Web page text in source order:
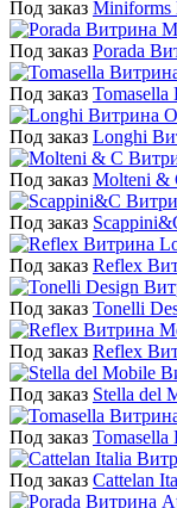
Под заказ Miniforms
Под заказ Porada
Под заказ
Под заказ Longhi
Под заказ Molteni &
Под заказ
Под заказ Reflex
Под заказ Tonelli
Под заказ Reflex
Под заказ Stella del
Под заказ
Под заказ Cattelan